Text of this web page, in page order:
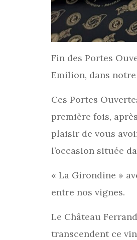
Fin des Portes
Emilion, dans notre
Ces Portes
première fois,
plaisir de vous
l’occasion située
« La Girondine »
entre nos vignes.
Le Château
transcendent ce